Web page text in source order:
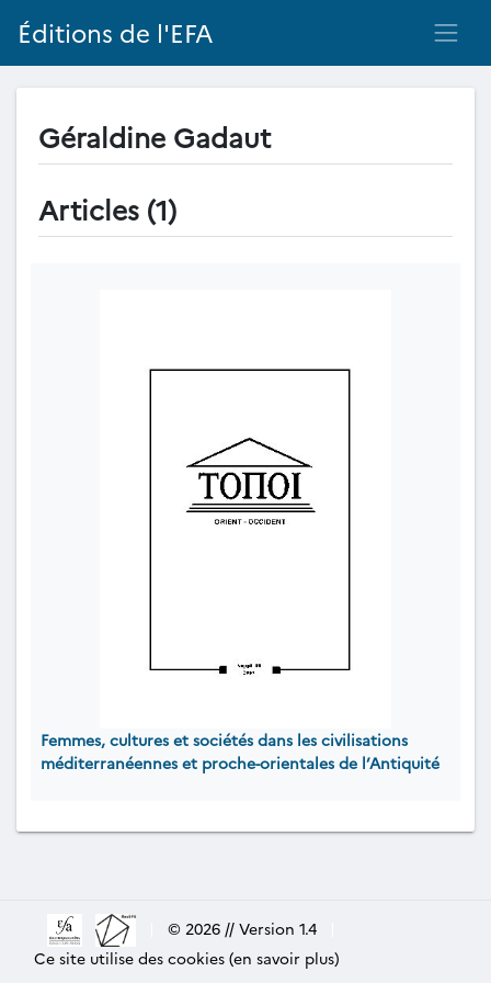
Éditions de l'EFA
Géraldine Gadaut
Articles (1)
Femmes, cultures et sociétés dans les civilisations
méditerranéennes et proche-orientales de l’Antiquité
© 2026 // Version 1.4
Ce site utilise des cookies (en savoir plus)